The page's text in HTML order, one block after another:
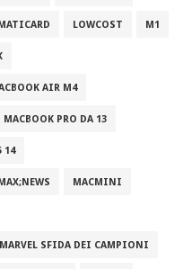
LOWCOST M1
AIR M4
MACBOOK PRO DA 13
14
MACMINI
MARVEL SFIDA DEI CAMPIONI